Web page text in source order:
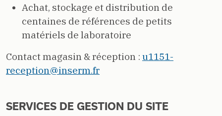
Achat, stockage et distribution de
centaines de références de petits
matériels de laboratoire
Contact magasin & réception : u1151-
reception@inserm.fr
SERVICES DE GESTION DU SITE